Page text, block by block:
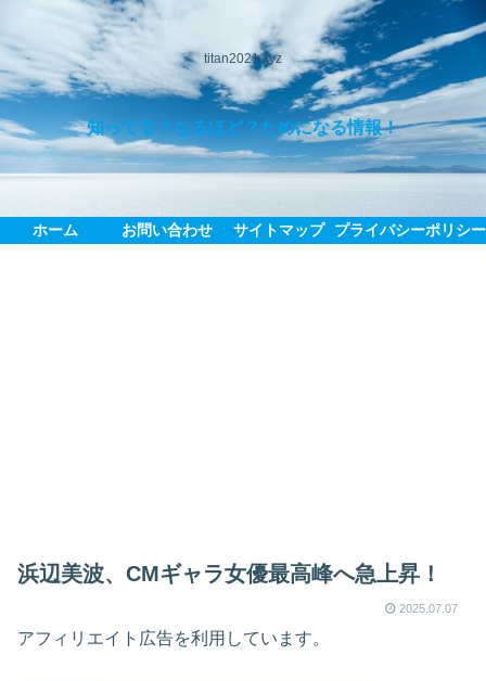
titan2021.xyz
知ってる？なるほど？ためになる情報！
ホーム お問い合わせ サイトマップ プライバシーポリシー
浜辺美波、CMギャラ女優最高峰へ急上昇！
2025.07.07
アフィリエイト広告を利用しています。